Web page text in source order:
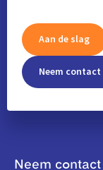
Aan de slag
Neem
Neem